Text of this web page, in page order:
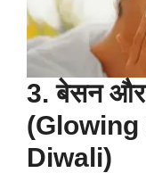
3. बेसन और
Diwali)